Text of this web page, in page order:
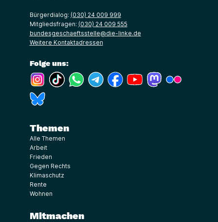
Bürgerdialog: (030) 24 009 999
Mitgliedsfragen: (030) 24 009 555
bundesgeschaeftsstelle@die-linke.de
Weitere Kontaktadressen
Folge uns:
(Link öffnet ein neues Fenster)
(Link öffnet ein neues Fenster)
(Link öffnet ein neues Fenster)
(Link öffnet ein neues Fenster)
(Link öffnet ein neues Fenster)
(Link öffnet ein neues
(Link öffnet ein
Themen
Alle Themen
Arbeit
Frieden
Gegen Rechts
Klimaschutz
Rente
Wohnen
Mitmachen